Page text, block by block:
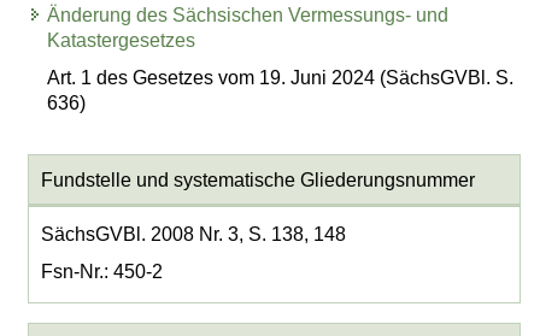
Änderung des Sächsischen Vermessungs- und
Katastergesetzes
Art. 1 des Gesetzes vom 19. Juni 2024 (SächsGVBl. S.
636)
Fundstelle und systematische Gliederungsnummer
SächsGVBl. 2008 Nr. 3, S. 138, 148
Fsn-Nr.: 450-2